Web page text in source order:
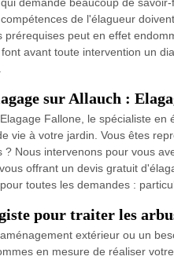
de l'élagueur
prérequises peut en effet
avant toute intervention un
sur Allauch :
Fallone, le spécialiste
vie à votre jardin. Vous êtes
? Nous intervenons pour vous
offrant un devis gratuit
toutes les demandes :
pour traiter les
extérieur ou un
en mesure de réaliser